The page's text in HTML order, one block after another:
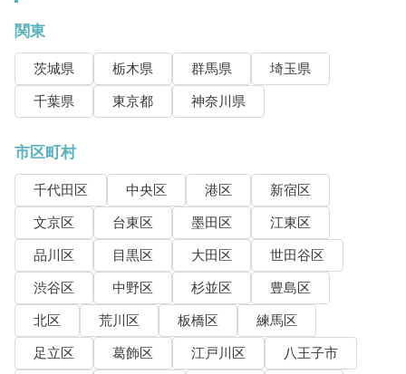
関東
茨城県 栃木県 群馬県
埼玉県
千葉県
東京都 神奈川県
市区町村
千代田区 中央区 港区
新宿区
文京区
台東区 墨田区
江東区
品川区
目黒区 大田区
世田谷区
渋谷区
中野区 杉並区
豊島区
北区
荒川区 板橋区
練馬区
足立区
葛飾区 江戸川区
八王子市